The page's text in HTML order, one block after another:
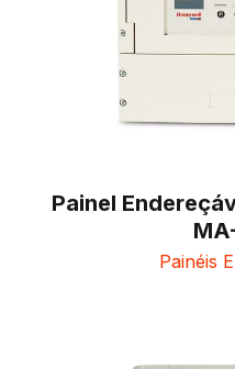
Painel
Painéis